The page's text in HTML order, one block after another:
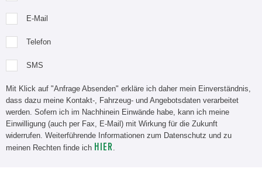
E-Mail
Telefon
SMS
Mit Klick auf "Anfrage Absenden" erkläre ich daher mein Einverständnis,
dass dazu meine Kontakt-, Fahrzeug- und Angebotsdaten verarbeitet
werden. Sofern ich im Nachhinein Einwände habe, kann ich meine
Einwilligung (auch per Fax, E-Mail) mit Wirkung für die Zukunft
widerrufen. Weiterführende Informationen zum Datenschutz und zu
meinen Rechten finde ich HIER.